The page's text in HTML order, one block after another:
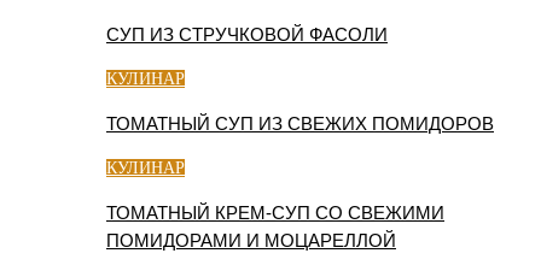
СУП ИЗ СТРУЧКОВОЙ ФАСОЛИ
КУЛИНАР
ТОМАТНЫЙ СУП ИЗ СВЕЖИХ ПОМИДОРОВ
КУЛИНАР
ТОМАТНЫЙ КРЕМ-СУП СО СВЕЖИМИ
ПОМИДОРАМИ И МОЦАРЕЛЛОЙ